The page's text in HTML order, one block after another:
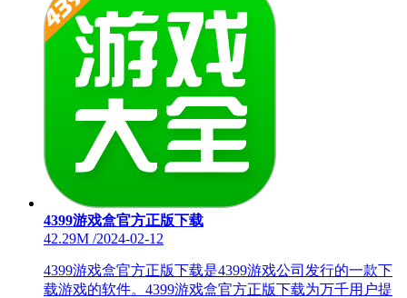
4399游戏盒官方正版下载
42.29M /2024-02-12
4399游戏盒官方正版下载是4399游戏公司发行的一款下
载游戏的软件。4399游戏盒官方正版下载为万千用户提